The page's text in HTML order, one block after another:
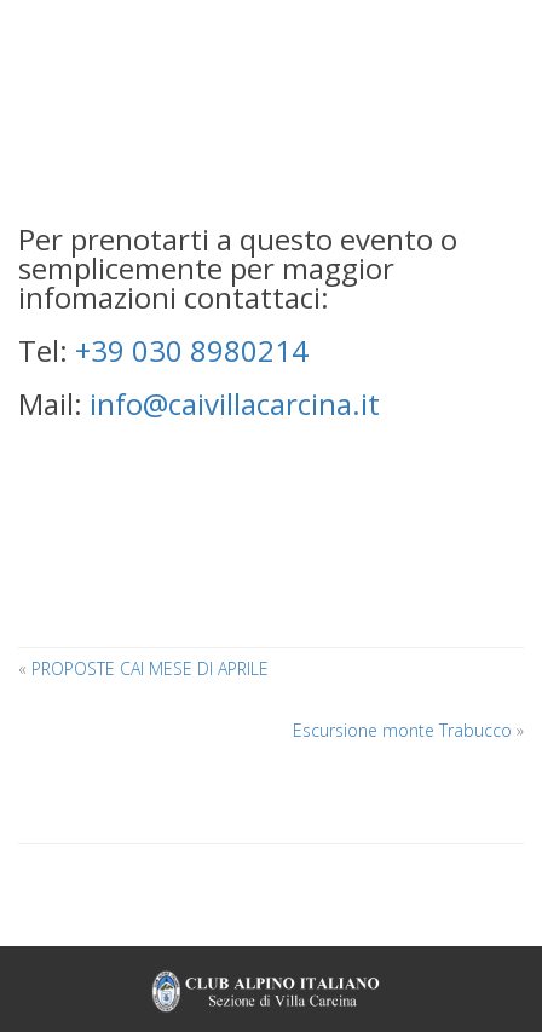
Per prenotarti a questo evento o
semplicemente per maggior
infomazioni contattaci:
Tel: +39 030 8980214
Mail: info@caivillacarcina.it
« PROPOSTE CAI MESE DI APRILE
Escursione monte Trabucco »